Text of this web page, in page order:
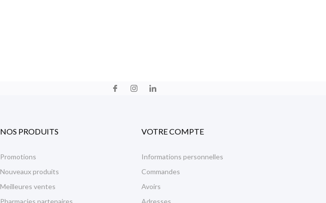
NOS PRODUITS
Promotions
Nouveaux produits
Meilleures ventes
Pharmacies partenaires
VOTRE COMPTE
Informations personnelles
Commandes
Avoirs
Adresses